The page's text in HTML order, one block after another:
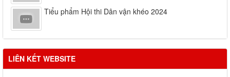
Tiểu phẩm Hội thi Dân vận khéo 2024
LIÊN KẾT WEBSITE